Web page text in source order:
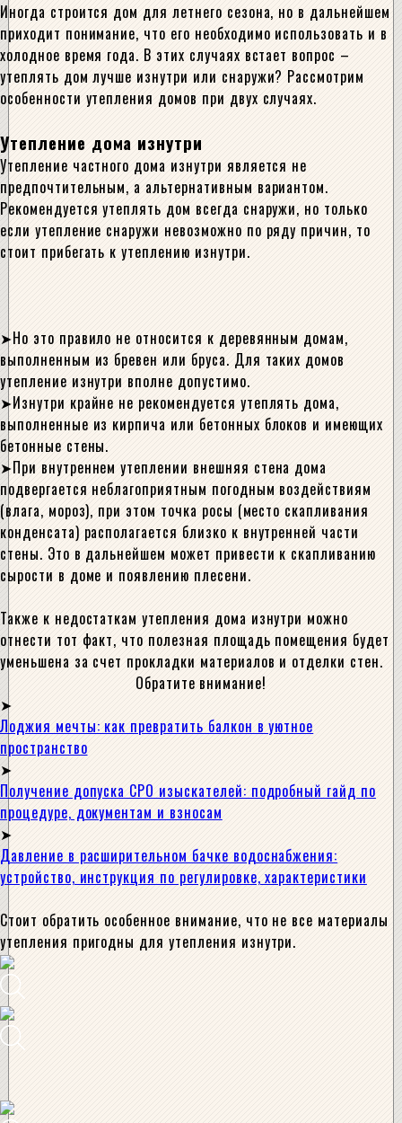
Иногда строится дом для летнего сезона, но в дальнейшем
приходит понимание, что его необходимо использовать и в
холодное время года. В этих случаях встает вопрос –
утеплять дом лучше изнутри или снаружи? Рассмотрим
особенности утепления домов при двух случаях.
Утепление дома изнутри
Утепление частного дома изнутри является не
предпочтительным, а альтернативным вариантом.
Рекомендуется утеплять дом всегда снаружи, но только
если утепление снаружи невозможно по ряду причин, то
стоит прибегать к утеплению изнутри.
Но это правило не относится к деревянным домам,
выполненным из бревен или бруса. Для таких домов
утепление изнутри вполне допустимо.
Изнутри крайне не рекомендуется утеплять дома,
выполненные из кирпича или бетонных блоков и имеющих
бетонные стены.
При внутреннем утеплении внешняя стена дома
подвергается неблагоприятным погодным воздействиям
(влага, мороз), при этом точка росы (место скапливания
конденсата) располагается близко к внутренней части
стены. Это в дальнейшем может привести к скапливанию
сырости в доме и появлению плесени.
Также к недостаткам утепления дома изнутри можно
отнести тот факт, что полезная площадь помещения будет
уменьшена за счет прокладки материалов и отделки стен.
Обратите внимание!
Лоджия мечты: как превратить балкон в уютное
пространство
Получение допуска СРО изыскателей: подробный гайд по
процедуре, документам и взносам
Давление в расширительном бачке водоснабжения:
устройство, инструкция по регулировке, характеристики
Стоит обратить особенное внимание, что не все материалы
утепления пригодны для утепления изнутри.